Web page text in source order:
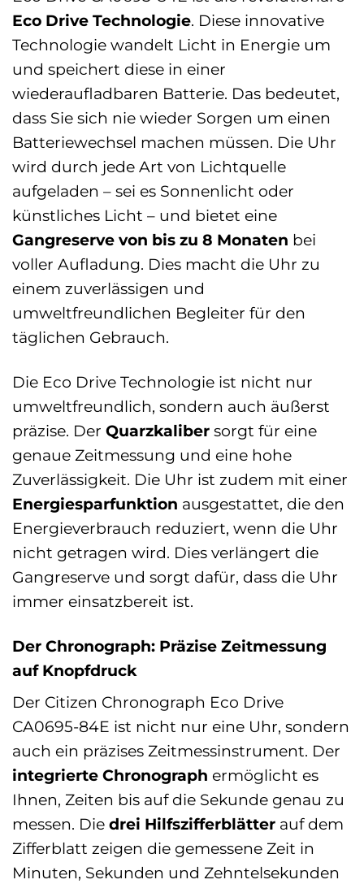
Eco Drive Technologie. Diese innovative
Technologie wandelt Licht in Energie um
und speichert diese in einer
wiederaufladbaren Batterie. Das bedeutet,
dass Sie sich nie wieder Sorgen um einen
Batteriewechsel machen müssen. Die Uhr
wird durch jede Art von Lichtquelle
aufgeladen – sei es Sonnenlicht oder
künstliches Licht – und bietet eine
Gangreserve von bis zu 8 Monaten bei
voller Aufladung. Dies macht die Uhr zu
einem zuverlässigen und
umweltfreundlichen Begleiter für den
täglichen Gebrauch.
Die Eco Drive Technologie ist nicht nur
umweltfreundlich, sondern auch äußerst
präzise. Der Quarzkaliber sorgt für eine
genaue Zeitmessung und eine hohe
Zuverlässigkeit. Die Uhr ist zudem mit einer
Energiesparfunktion ausgestattet, die den
Energieverbrauch reduziert, wenn die Uhr
nicht getragen wird. Dies verlängert die
Gangreserve und sorgt dafür, dass die Uhr
immer einsatzbereit ist.
Der Chronograph: Präzise Zeitmessung
auf Knopfdruck
Der Citizen Chronograph Eco Drive
CA0695-84E ist nicht nur eine Uhr, sondern
auch ein präzises Zeitmessinstrument. Der
integrierte Chronograph ermöglicht es
Ihnen, Zeiten bis auf die Sekunde genau zu
messen. Die drei Hilfszifferblätter auf dem
Zifferblatt zeigen die gemessene Zeit in
Minuten, Sekunden und Zehntelsekunden